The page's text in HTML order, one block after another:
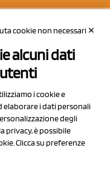
315/1
cookie non necessari ✕
alcuni dati
i cookie e
elaborare i dati personali
degli
privacy, è possibile
Clicca su preferenze